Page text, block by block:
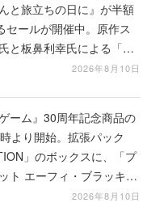
と旅立ちの日に』が半額
セールが開催中。原作ス
と板鼻利幸氏による「ビ
2026年8月10日
ーム』30周年記念商品の
より開始。拡張パック
」のボックスに、「プ
ト エーフィ・ブラッキ
BOX」の計3商品2026年8月10日